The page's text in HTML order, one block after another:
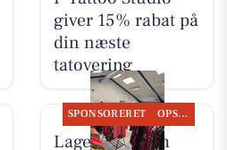
giver 15% rabat på
din næste
tatovering
SPONSORERET OPSLAGSTAVLEN
Lagersalg.com